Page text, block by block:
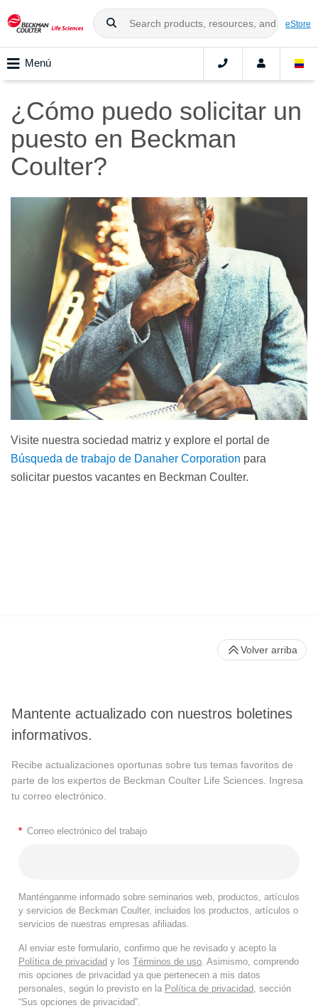
eStore
Menú
¿Cómo puedo solicitar un
puesto en Beckman
Coulter?
Visite nuestra sociedad matriz y explore el portal de
Búsqueda de trabajo de Danaher Corporation para
solicitar puestos vacantes en Beckman Coulter.
Mantente actualizado con nuestros boletines
informativos.
Recibe actualizaciones oportunas sobre tus temas favoritos de
parte de los expertos de Beckman Coulter Life Sciences. Ingresa
tu correo electrónico.
* Correo electrónico del trabajo
Manténganme informado sobre seminarios web, productos, artículos
y servicios de Beckman Coulter, incluidos los productos, artículos o
servicios de nuestras empresas afiliadas.
Al enviar este formulario, confirmo que he revisado y acepto la
Política de privacidad y los Términos de uso . Asimismo, comprendo
mis opciones de privacidad ya que pertenecen a mis datos
personales, según lo previsto en la Política de privacidad , sección
“Sus opciones de privacidad”.
Volver arriba